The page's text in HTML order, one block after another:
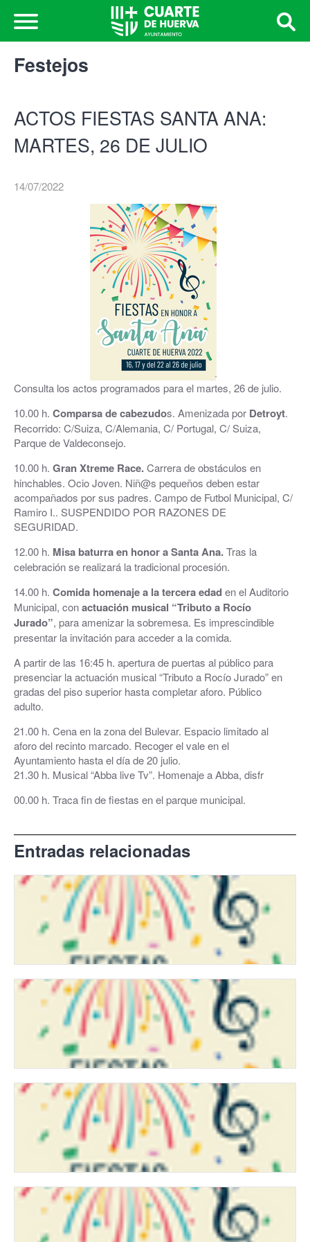
Festejos
ACTOS FIESTAS SANTA ANA:
MARTES, 26 DE JULIO
14/07/2022
Consulta los actos programados para el martes, 26 de julio.
10.00 h. Comparsa de cabezudos. Amenizada por Detroyt.
Recorrido: C/Suiza, C/Alemania, C/ Portugal, C/ Suiza,
Parque de Valdeconsejo.
10.00 h. Gran Xtreme Race.Carrera de obstáculos en
hinchables. Ocio Joven. Niñ@s pequeños deben estar
acompañados por sus padres. Campo de Futbol Municipal, C/
Ramiro I.. SUSPENDIDO POR RAZONES DE
SEGURIDAD.
12.00 h. Misa baturra en honor a Santa Ana.Tras la
celebración se realizará la tradicional procesión.
14.00 h. Comida homenaje a la tercera edaden el Auditorio
Municipal, conactuación musical “Tributo a Rocío
Jurado”, para amenizar la sobremesa. Es imprescindible
presentar la invitación para acceder a la comida.
A partir de las 16:45 h. apertura de puertas al público para
presenciar la actuación musical “Tributo a Rocío Jurado” en
gradas del piso superior hasta completar aforo. Público
adulto.
21.00 h. Cena en la zona del Bulevar. Espacio limitado al
aforo del recinto marcado. Recoger el vale en el
Ayuntamiento hasta el día de 20 julio.
21.30 h. Musical “Abba live Tv”. Homenaje a Abba, disfr
00.00 h. Traca fin de fiestas en el parque municipal.
Entradas relacionadas
ACTOS FIESTA SANTA ANA: SÁBADO, 16 DE JULIO
14/07/2022
Consulta los actos programados para el sábado, 16 de julio.
ACTOS FIESTAS SANTA ANA: DOMINGO, 17 DE JULIO
14/07/2022
Consulta los actos programados para el domingo, 17 de julio.
ACTOS FIESTAS SANTA ANA: VIERNES, 22 DE JULIO
14/07/2022